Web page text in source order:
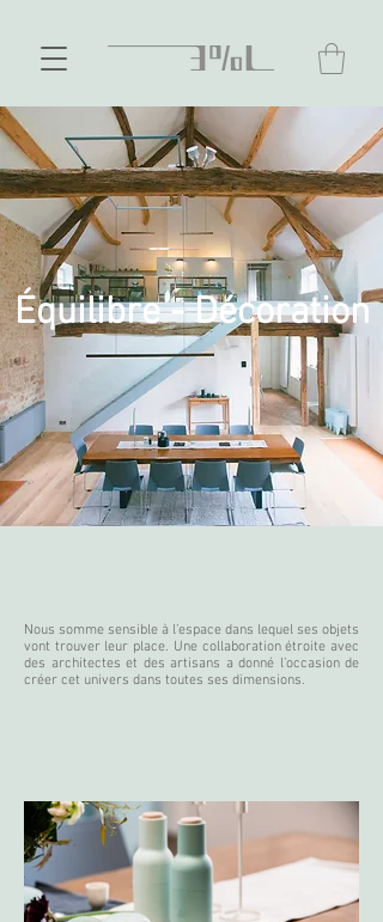
Équilibre - Décoration
Nous somme sensible à l’espace dans lequel ses objets
vont trouver leur place. Une collaboration étroite avec
des architectes et des artisans a donné l’occasion de
créer cet univers dans toutes ses dimensions.